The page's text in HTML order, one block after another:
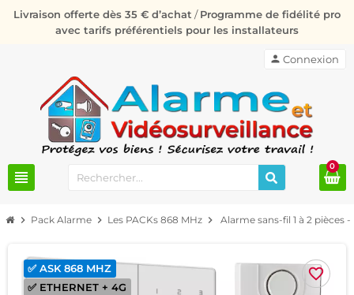
Livraison offerte dès 35 € d’achat /Programme de fidélité pro
avec tarifs préférentiels pour les installateurs
view_headline
person Connexion
0
chevron_right Pack Alarme chevron_right Les PACKs 868 MHz chevron_right Alarme sans-fil 1 à 2 pièces
favorite_border
✅ ETHERNET + 4G
✅ ASK 868 MHZ